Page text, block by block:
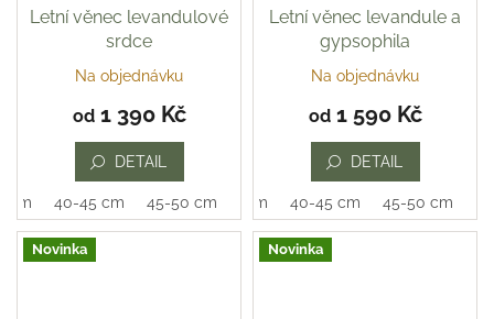
Letní věnec levandulové
srdce
Průměrné
produktu
5
hvězdiček.
Na objednávku
od1 390 Kč
DETAIL
cm 40-45 cm 45-50 cm
Letní věnec levandule a
gypsophila
Na objednávku
od1 590 Kč
DETAIL
35-40 cm 40-45 cm 45-50 cm
Novinka Novinka